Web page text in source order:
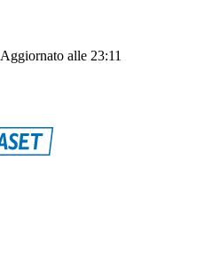
Aggiornato alle 23:11